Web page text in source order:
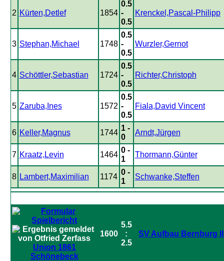
2 Kürten,Detlef 1854
0.5
-
0.5
Krenckel,Pascal-Philipp
3 Stephan,Michael 1748
0.5
-
0.5
Wurzler,Gernot
4 Schöttler,Sebastian 1724
0.5
-
0.5
Richter,Christoph
5 Zaruba,Ines 1572
0.5
-
0.5
Fiala,David Vincent
6 Keller,Magnus 1744
1 -
0
Arndt,Jürgen
7 Kraatz,Levin 1464
0 -
1
Thormann,Günter
8 Lambert,Maximilian 1174
0 -
1
Schwanke,Steffen
Union 1861
Schönebeck
1600
5.5
:
2.5
SV Aufbau Bernburg II